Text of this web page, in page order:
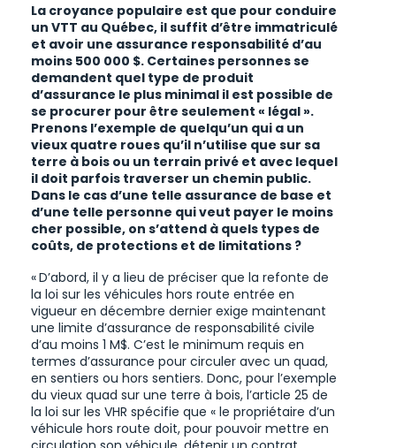
La croyance populaire est que pour conduire
un VTT au Québec, il suffit d’être immatriculé
et avoir une assurance responsabilité d’au
moins 500 000 $. Certaines personnes se
demandent quel type de produit
d’assurance le plus minimal il est possible de
se procurer pour être seulement « légal ».
Prenons l’exemple de quelqu’un qui a un
vieux quatre roues qu’il n’utilise que sur sa
terre à bois ou un terrain privé et avec lequel
il doit parfois traverser un chemin public.
Dans le cas d’une telle assurance de base et
d’une telle personne qui veut payer le moins
cher possible, on s’attend à quels types de
coûts, de protections et de limitations ?
« D’abord, il y a lieu de préciser que la refonte de
la loi sur les véhicules hors route entrée en
vigueur en décembre dernier exige maintenant
une limite d’assurance de responsabilité civile
d’au moins 1 M$. C’est le minimum requis en
termes d’assurance pour circuler avec un quad,
en sentiers ou hors sentiers. Donc, pour l’exemple
du vieux quad sur une terre à bois, l’article 25 de
la loi sur les VHR spécifie que « le propriétaire d’un
véhicule hors route doit, pour pouvoir mettre en